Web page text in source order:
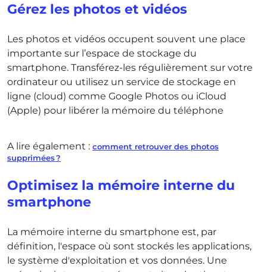
Gérez les photos et vidéos
Les photos et vidéos occupent souvent une place
importante sur l’espace de stockage du
smartphone. Transférez-les régulièrement sur votre
ordinateur ou utilisez un service de stockage en
ligne (cloud) comme Google Photos ou iCloud
(Apple) pour libérer la mémoire du téléphone
A lire également : comment retrouver des photos
supprimées ?
Optimisez la mémoire interne du
smartphone
La mémoire interne du smartphone est, par
définition, l'espace où sont stockés les applications,
le système d'exploitation et vos données. Une